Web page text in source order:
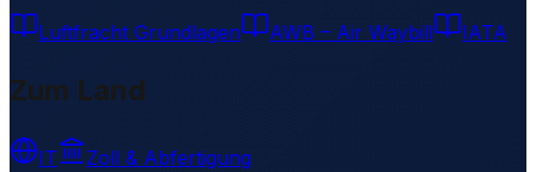
Luftfracht Grundlagen AWB – Air Waybill IATA
Zum Land
IT
Zoll & Abfertigung